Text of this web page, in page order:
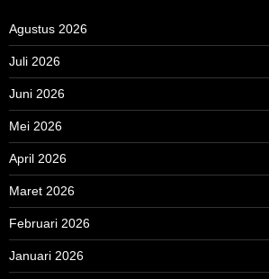
Agustus 2026
Juli 2026
Juni 2026
Mei 2026
April 2026
Maret 2026
Februari 2026
Januari 2026